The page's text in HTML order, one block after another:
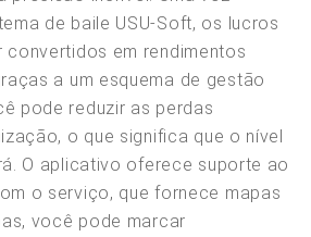
de baile USU-Soft, os lucros
convertidos em rendimentos
a um esquema de gestão
pode reduzir as perdas
o que significa que o nível
O aplicativo oferece suporte ao
o serviço, que fornece mapas
você pode marcar